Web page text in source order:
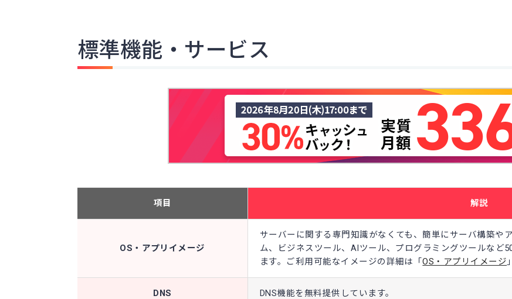
標準機能・サービス
項目 解説
OS・アプリイメージ
サーバーに関する専門知識がなくても、簡単にサーバ構築や
ム、ビジネスツール、AIツール、プログラミングツールなど
ます。ご利用可能なイメージの詳細は「OS・アプリイメージ
DNS DNS機能を無料提供しています。